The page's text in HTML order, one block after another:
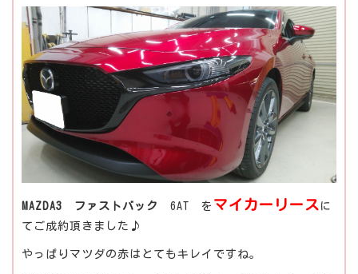
MAZDA3 ファストバック 6AT を マイカーリース に
てご成約頂きました♪
やっぱりマツダの赤はとてもキレイですね。